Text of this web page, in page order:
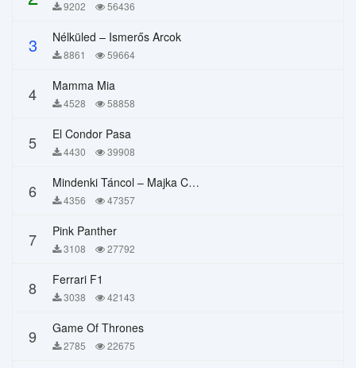
9202 56436
3 Nélküled – Ismerős Arcok
8861 59664
4 Mamma Mia
4528 58858
5 El Condor Pasa
4430 39908
6 Mindenki Táncol – Majka Curtis, Péter Majoros
4356 47357
7 Pink Panther
3108 27792
8 Ferrari F1
3038 42143
9 Game Of Thrones
2785 22675